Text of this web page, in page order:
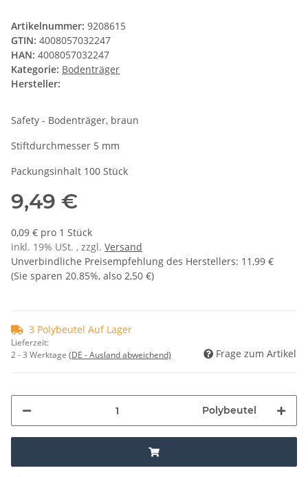
Artikelnummer: 9208615
GTIN: 4008057032247
HAN: 4008057032247
Kategorie: Bodenträger
Hersteller:
Safety - Bodenträger, braun
Stiftdurchmesser 5 mm
Packungsinhalt 100 Stück
9,49 €
0,09 € pro 1 Stück
inkl. 19% USt. , zzgl. Versand
Unverbindliche Preisempfehlung des Herstellers: 11,99 €
(Sie sparen 20.85%, also 2,50 €)
3 Polybeutel Auf Lager
Lieferzeit:
2 - 3 Werktage (DE - Ausland abweichend) Frage zum Artikel
Polybeutel